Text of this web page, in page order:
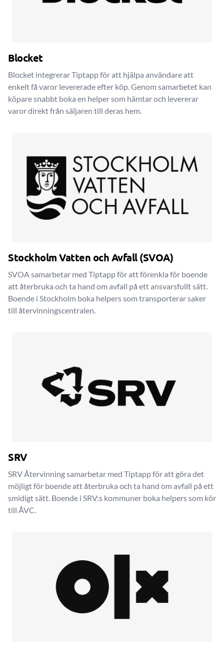
Blocket
Blocket integrerar Tiptapp för att hjälpa användare att
enkelt få varor levererade efter köp. Genom samarbetet kan
köpare snabbt boka en helper som hämtar och levererar
varor direkt från säljaren till deras hem.
Stockholm Vatten och Avfall (SVOA)
SVOA samarbetar med Tiptapp för att förenkla för boende
att återbruka och ta hand om avfall på ett ansvarsfullt sätt.
Boende i Stockholm boka helpers som transporterar saker
till återvinningscentralen.
SRV
SRV Återvinning samarbetar med Tiptapp för att göra det
möjligt för boende att återbruka och ta hand om avfall på ett
smidigt sätt. Boende i SRV:s kommuner boka helpers som kör
till ÅVC.